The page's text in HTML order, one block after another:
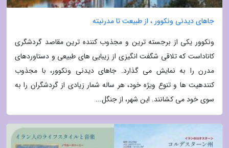
جاهای دیدنی ونکوور ، از طبیعت تا مدرنیته
ونکوور یکی از برجسته ترین و مجذوب کننده ترین مقاصد گردشگری
کاناداست که تلاقی شگفت انگیزی از زیبایی های طبیعی و دستاوردهای
مدرن را به نمایش می گذارد. جاهای دیدنی ونکوور، با مجذوب
کنندهیت ها و تنوع ویژه خود، هر ساله شمار زیادی از گردشگران را به
سوی خود می کشانند. این شهر، از جنگل...